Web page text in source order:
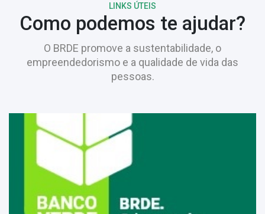
LINKS ÚTEIS
Como podemos te ajudar?
O BRDE promove a sustentabilidade, o
empreendedorismo e a qualidade de vida das
pessoas.